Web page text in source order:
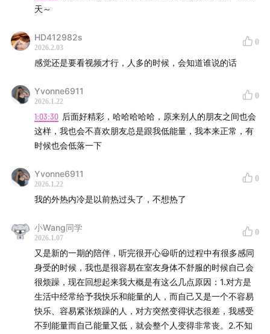
ta们说我有这些缺点？我不承认
57:37 最受不了别人有什么缺点，现场「吵架」，现场和
天～
HD412982s
2026.2.03
0
感觉还是要看视频才行，人多的时候，会知道谁说的话
Yvonne6911
2026.1.22
0
1:03:30 后面好精彩，哈哈哈哈哈，原来别人的朋友之间也会
这样，我也会不喜欢朋友总是跟我低能量，我本来正常，有
时候也会低落一下
Yvonne6911
2026.1.22
0
我的外热内冷是以前热过头了，不想热了
小Wang同学
2026.1.07
0
又是新的一期的陪伴，听完很开心😃听的过程中有很多感同
身受的时候，我也是很容易在室友身体不舒服的时候自己会
很烦躁，现在回想起来我大概是有这么几点原因：1.对方是
生活中经常给予我快乐和能量的人，而自己又是一个不容易
快乐、容易紧张烦躁的人，对方突然变得状态很差，我感受
不到能量而自己能量又低，就会整个人变得非常丧。2.不知